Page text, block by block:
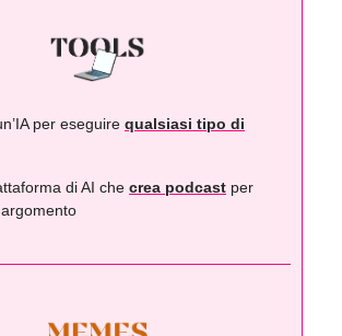
per eseguire qualsiasi tipo di
di AI che crea podcast per